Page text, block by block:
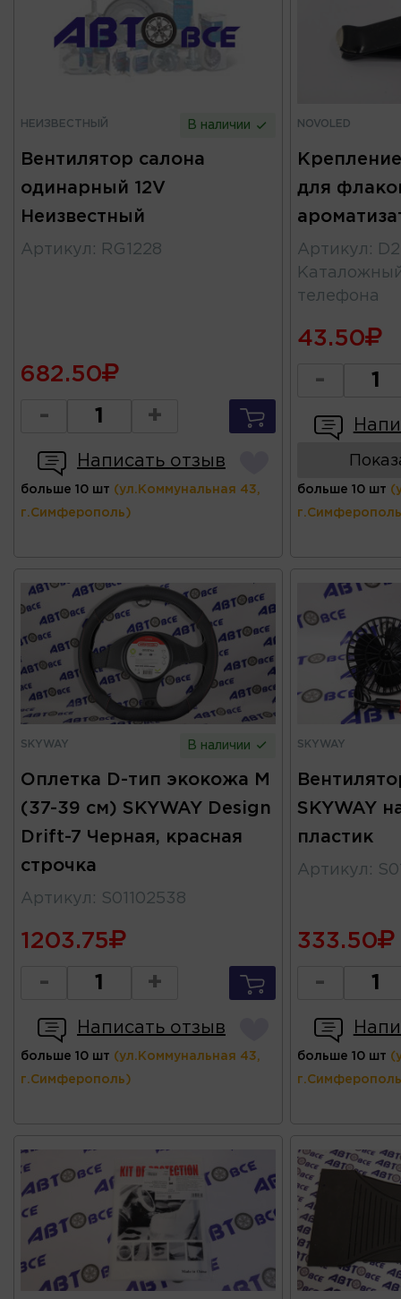
НЕИЗВЕСТНЫЙ В наличии
Вентилятор салона
одинарный 12V
Неизвестный
Артикул : RG1228
682.50
- +
Написать отзыв
больше 10 шт (ул.Коммунальная 43,
г.Симферополь)
NOVOLED
для
Артикул :
телефона
43.50
-
больше 10 шт
SKYWAY В наличии
Оплетка D-тип экокожа M
(37-39 см) SKYWAY Design
Drift-7 Черная, красная
строчка
Артикул : S01102538
1203.75
- +
Написать отзыв
больше 10 шт (ул.Коммунальная 43,
г.Симферополь)
SKYWAY
SKYWAY
пластик
Артикул :
333.50
-
больше 10 шт